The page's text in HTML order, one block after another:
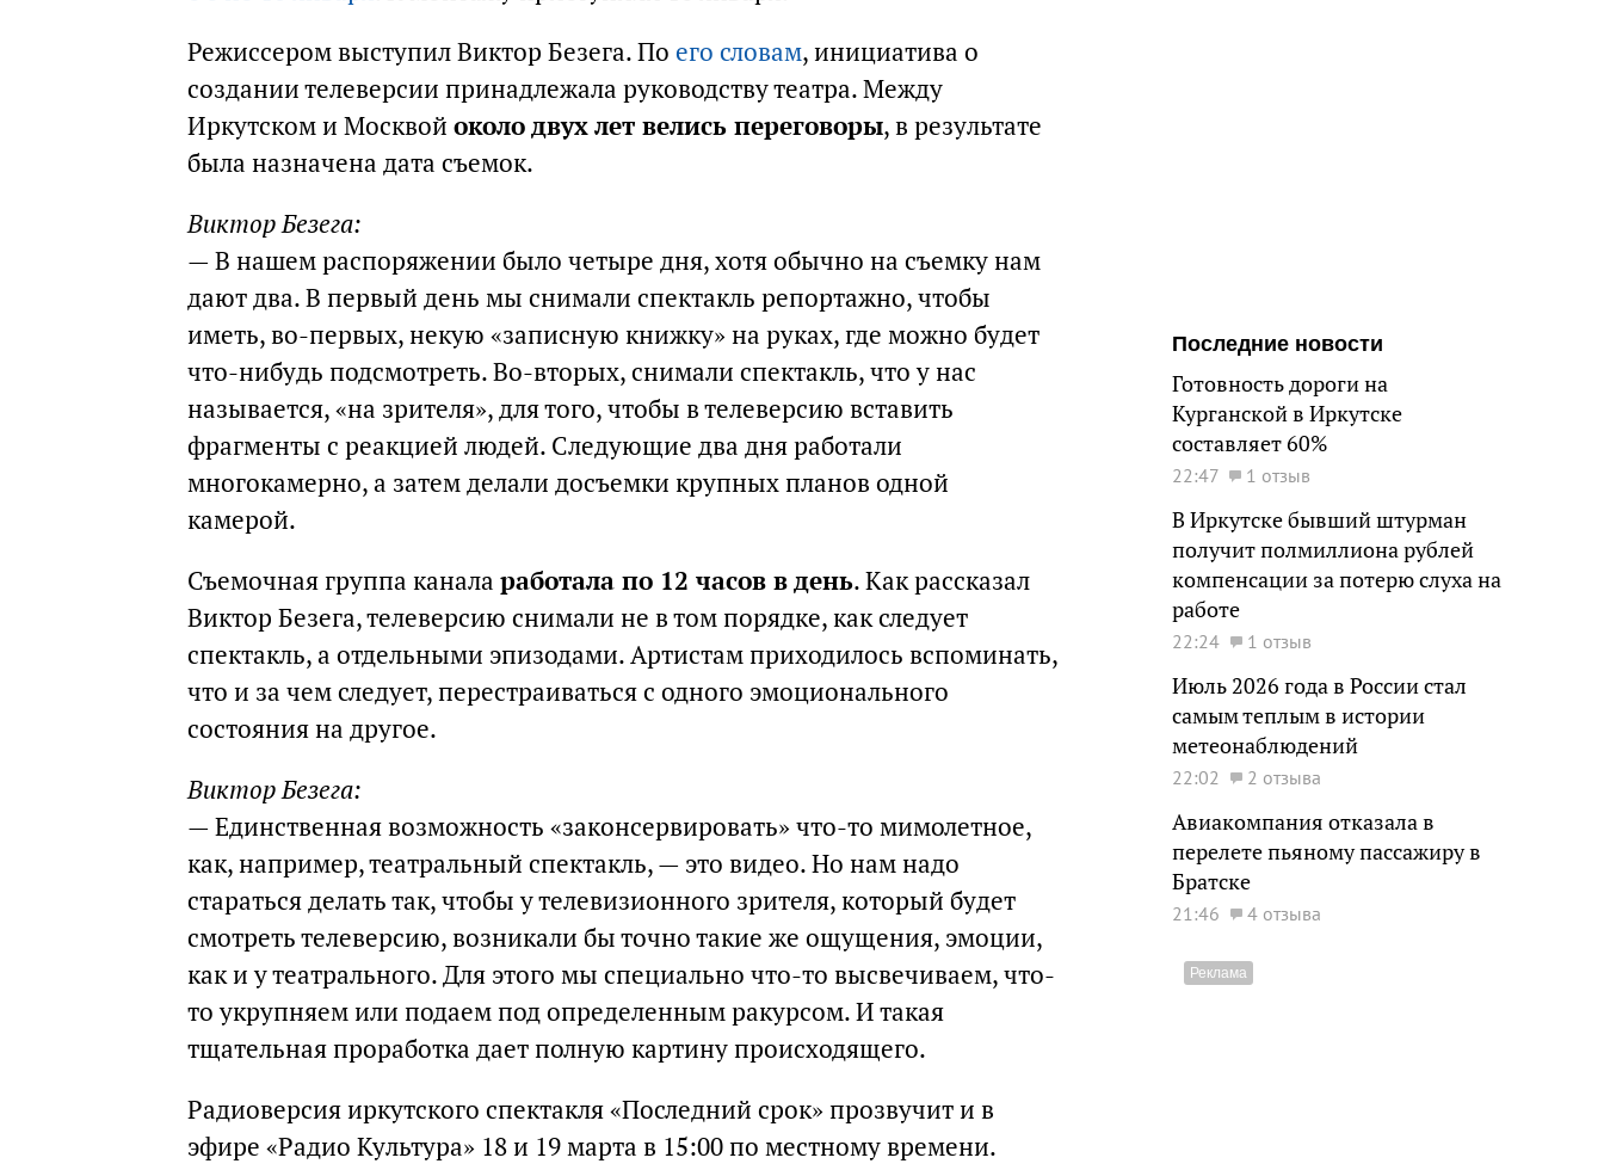
Режиссером выступил Виктор Безега. По его словам, инициатива о
создании телеверсии принадлежала руководству театра. Между
Иркутском и Москвой около двух лет велись переговоры, в результате
была назначена дата съемок.
Виктор Безега:
— В нашем распоряжении было четыре дня, хотя обычно на съемку нам
дают два. В первый день мы снимали спектакль репортажно, чтобы
иметь, во-первых, некую «записную книжку» на руках, где можно будет
что-нибудь подсмотреть. Во-вторых, снимали спектакль, что у нас
называется, «на зрителя», для того, чтобы в телеверсию вставить
фрагменты с реакцией людей. Следующие два дня работали
многокамерно, а затем делали досъемки крупных планов одной
камерой.
Съемочная группа канала работала по 12 часов в день. Как рассказал
Виктор Безега, телеверсию снимали не в том порядке, как следует
спектакль, а отдельными эпизодами. Артистам приходилось вспоминать,
что и за чем следует, перестраиваться с одного эмоционального
состояния на другое.
Виктор Безега:
— Единственная возможность «законсервировать» что-то мимолетное,
как, например, театральный спектакль, — это видео. Но нам надо
стараться делать так, чтобы у телевизионного зрителя, который будет
смотреть телеверсию, возникали бы точно такие же ощущения, эмоции,
как и у театрального. Для этого мы специально что-то высвечиваем, что-
то укрупняем или подаем под определенным ракурсом. И такая
тщательная проработка дает полную картину происходящего.
Радиоверсия иркутского спектакля «Последний срок» прозвучит и в
эфире «Радио Культура» 18 и 19 марта в 15:00 по местному времени.
Последние новости
Готовность дороги на
Курганской в Иркутске
составляет 60%
22:47 1 отзыв
В Иркутске бывший штурман
получит полмиллиона рублей
компенсации за потерю слуха на
работе
22:24 1 отзыв
Июль 2026 года в России стал
самым теплым в истории
метеонаблюдений
22:02 2 отзыва
Авиакомпания отказала в
перелете пьяному пассажиру в
Братске
21:46 4 отзыва